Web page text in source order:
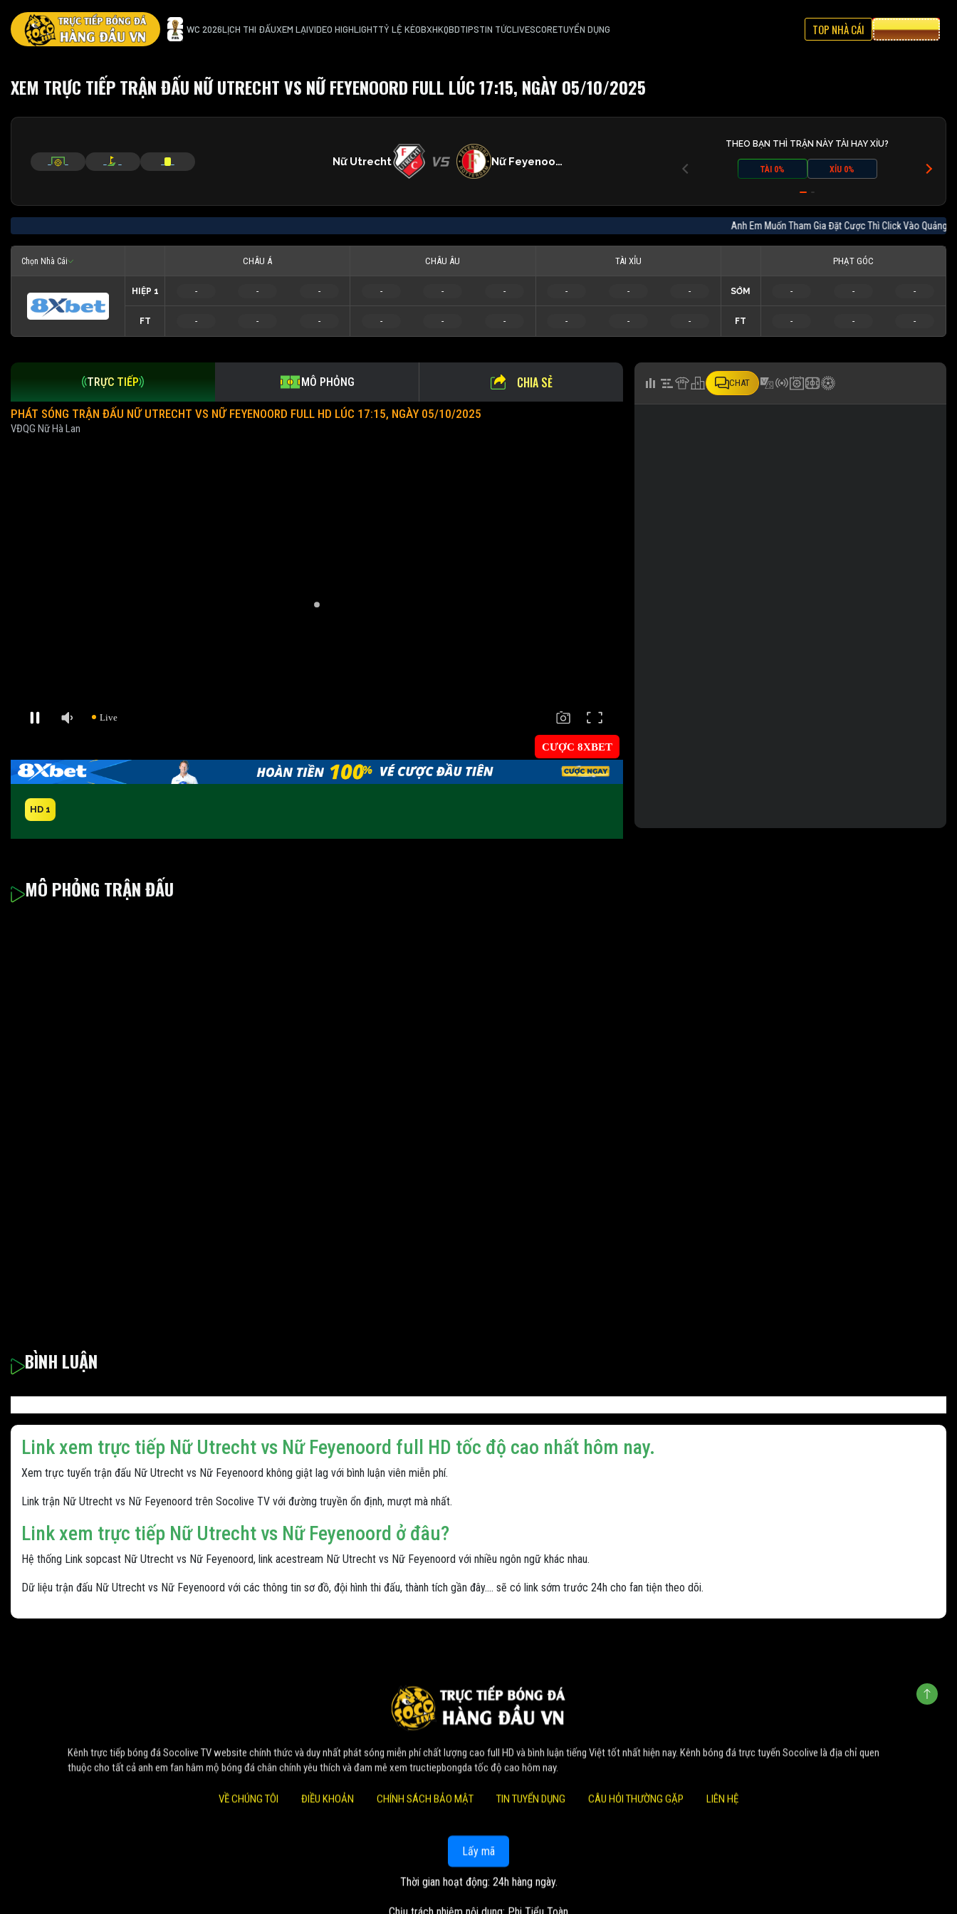
WC 2026LỊCH THI ĐẤUXEM LẠIVIDEO HIGHLIGHTTỶ LỆ KÈOBXHKQBDTIPSTIN TỨCLIVESCORETUYỂN DỤNG TOP NHÀ CÁI CƯỢC 8XBET
XEM TRỰC TIẾP TRẬN ĐẤU NỮ UTRECHT VS NỮ FEYENOORD FULL LÚC 17:15, NGÀY 05/10/2025
_ Nữ Utrecht Nữ Feyenoord
THEO BẠN THÌ TRẬN NÀY TÀI HAY XỈU?
TÀI 0% XỈU 0%
Anh Em Muốn Tham Gia Đặt Cược Thì Click Vào
Chọn Nhà Cái
HIỆP 1
FT
CHÂU Á
- - -
- - -
CHÂU ÂU
- - -
- - -
TÀI XỈU
- - -
- - -
SỚM
FT
PHẠT GÓC
- - -
- - -
TRỰC TIẾP MÔ PHỎNG CHIA SẺ
PHÁT SÓNG TRẬN ĐẤU NỮ UTRECHT VS NỮ FEYENOORD FULL HD LÚC 17:15, NGÀY 05/10/2025
VĐQG Nữ Hà Lan
HD 1
CHAT
MÔ PHỎNG TRẬN ĐẤU
BÌNH LUẬN
Link xem trực tiếp Nữ Utrecht vs Nữ Feyenoord full HD tốc độ cao nhất hôm nay.
Xem trực tuyến trận đấu Nữ Utrecht vs Nữ Feyenoord không giật lag với bình luận viên miễn phí.
Link trận Nữ Utrecht vs Nữ Feyenoord trên Socolive TV với đường truyền ổn định, mượt mà nhất.
Link xem trực tiếp Nữ Utrecht vs Nữ Feyenoord ở đâu?
Hệ thống Link sopcast Nữ Utrecht vs Nữ Feyenoord, link acestream Nữ Utrecht vs Nữ Feyenoord với nhiều ngôn ngữ khác nhau.
Dữ liệu trận đấu Nữ Utrecht vs Nữ Feyenoord với các thông tin sơ đồ, đội hình thi đấu, thành tích gần đây.... sẽ có link sớm trước 24h cho fan tiện theo dõi.
Kênh trực tiếp bóng đá Socolive TV website chính thức và duy nhất phát sóng miễn phí chất lượng cao full HD và bình luận tiếng Việt tốt nhất hiện nay. Kênh bóng đá trực tuyến Socolive là địa chỉ quen
thuộc cho tất cả anh em fan hâm mộ bóng đá chân chính yêu thích và đam mê xem tructiepbongda tốc độ cao hôm nay.
VỀ CHÚNG TÔI ĐIỀU KHOẢN CHÍNH SÁCH BẢO MẬT TIN TUYỂN DỤNG CÂU HỎI THƯỜNG GẶP LIÊN HỆ
Lấy mã
Thời gian hoạt động: 24h hàng ngày.